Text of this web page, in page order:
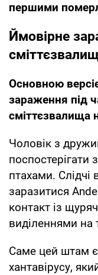
першими
Ймовірне
Основною
зараження під
сміттєзвалища
Чоловік з
поспостерігати
птахами.
заразитися
контакт із
виділеннями на
Саме цей штам
хантавірусу,